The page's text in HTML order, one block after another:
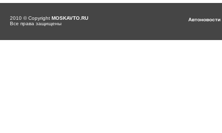
2010 © Copyright MOSKAVTO.RU
Все права защищены
Автоновости